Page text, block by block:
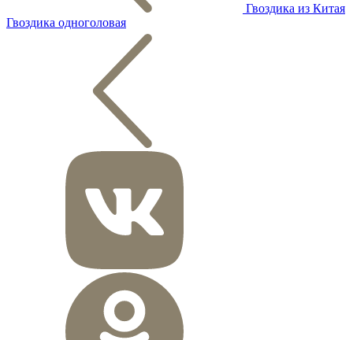
Гвоздика из Китая
Гвоздика одноголовая